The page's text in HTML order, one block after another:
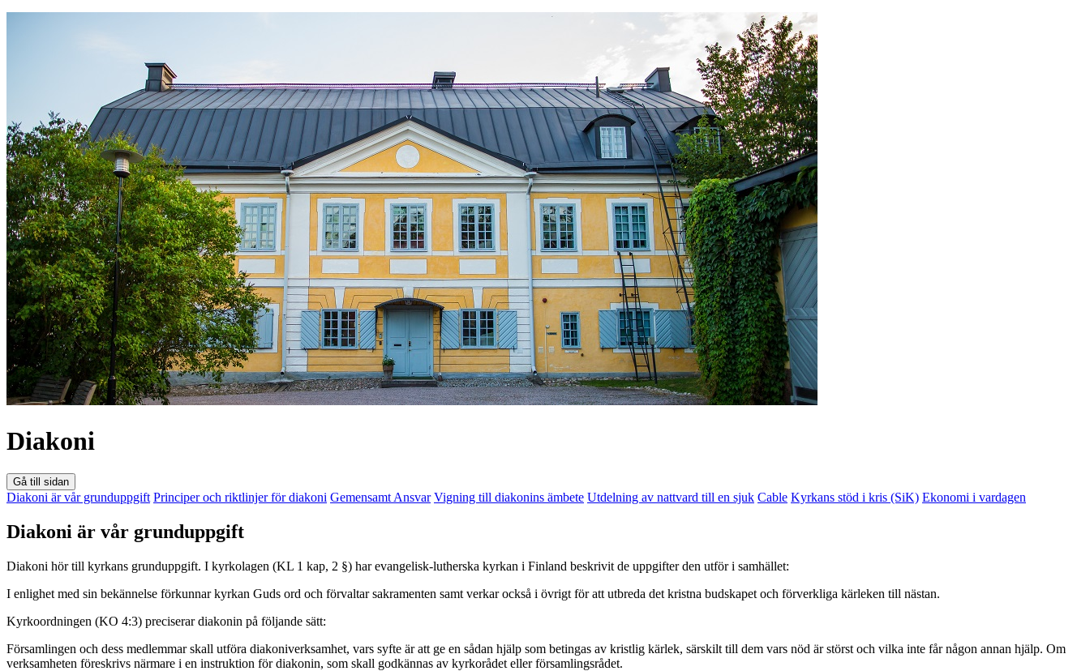
Diakoni
Gå till sidan
Diakoni är vår grunduppgift Principer och riktlinjer för diakoni Gemensamt Ansvar Vigning till diakonins ämbete Utdelning av nattvard till en sjuk Cable Kyrkans stöd i kris (SiK) Ekonomi i vardagen
Diakoni är vår grunduppgift
Diakoni hör till kyrkans grunduppgift. I kyrkolagen (KL 1 kap, 2 §) har evangelisk-lutherska kyrkan i Finland beskrivit de uppgifter den utför i samhället:
I enlighet med sin bekännelse förkunnar kyrkan Guds ord och förvaltar sakramenten samt verkar också i övrigt för att utbreda det kristna budskapet och förverkliga kärleken till nästan.
Kyrkoordningen (KO 4:3) preciserar diakonin på följande sätt:
Församlingen och dess medlemmar skall utföra diakoniverksamhet, vars syfte är att ge en sådan hjälp som betingas av kristlig kärlek, särskilt till dem vars nöd är störst och vilka inte får någon annan hjälp. Om
verksamheten föreskrivs närmare i en instruktion för diakonin, som skall godkännas av kyrkorådet eller församlingsrådet.